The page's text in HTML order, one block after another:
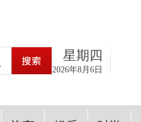
星期四
2026年8月6日